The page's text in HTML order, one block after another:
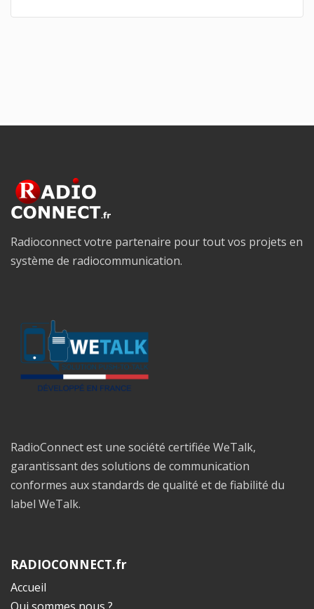
Radioconnect votre partenaire pour tout vos projets en
système de radiocommunication.
RadioConnect est une société certifiée WeTalk,
garantissant des solutions de communication
conformes aux standards de qualité et de fiabilité du
label WeTalk.
RADIOCONNECT.fr
Accueil